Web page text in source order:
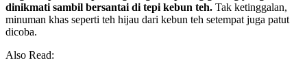
dinikmati sambil bersantai di tepi kebun teh. Tak ketinggalan,
minuman khas seperti teh hijau dari kebun teh setempat juga patut
dicoba.
Also Read: